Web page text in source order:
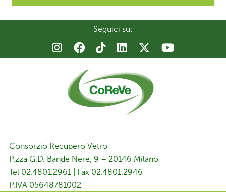
Seguici su:
Consorzio Recupero Vetro
P.zza G.D. Bande Nere, 9 – 20146 Milano
Tel 02.4801.2961 | Fax 02.4801.2946
P.IVA 05648781002